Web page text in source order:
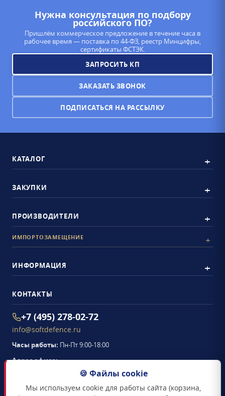
Нужна консультация по подбору
российского ПО?
Пришлём коммерческое предложение в течение часа в
рабочее время — поставка по 44-ФЗ, реестр Минцифры,
сертификаты ФСТЭК.
ЗАПРОСИТЬ КП
ЗАКАЗАТЬ ЗВОНОК
ПОДПИСАТЬСЯ НА РАССЫЛКУ
КАТАЛОГ
ЗАКУПКИ
ПРОИЗВОДИТЕЛИ
ИМПОРТОЗАМЕЩЕНИЕ
ИНФОРМАЦИЯ
КОНТАКТЫ
+7 (495) 278-02-72
info@softdefence.ru
Часы работы: Пн-Пт 9:00-18:00
Адрес офиса:
Семёновская набережная, д. 2/1, стр. 1, офис 411
Схема проезда →
🍪 Файлы cookie
Мы используем cookie для работы сайта (корзина,